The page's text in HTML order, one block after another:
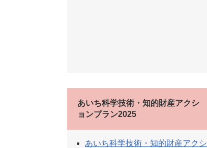
あいち科学技術・知的財産アクシ
ョンプラン2025
あいち科学技術・知的財産アクシ